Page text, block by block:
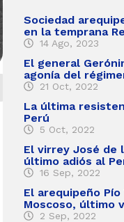
Sociedad
en la temprana
14 Ago, 2023
El general
agonía del
21 Oct, 2022
La última
Perú
5 Oct, 2022
El virrey José de
último adiós al
16 Sep, 2022
El arequipeño
Moscoso, último
2 Sep, 2022